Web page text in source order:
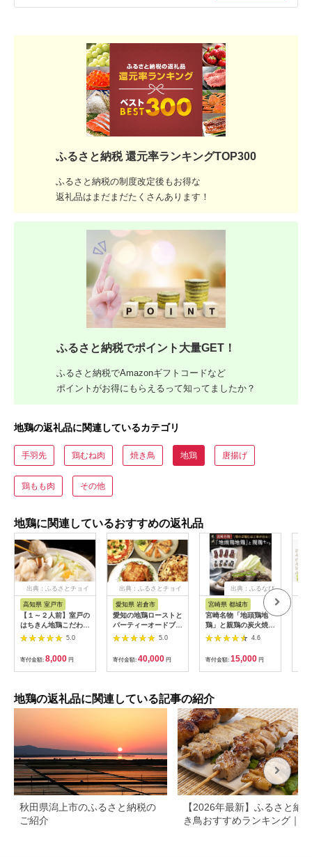
ふるさと納税 還元率ランキングTOP300
ふるさと納税の制度改定後もお得な
返礼品はまだまだたくさんあります！
ふるさと納税でポイント大量GET！
ふるさと納税でAmazonギフトコードなど
ポイントがお得にもらえるって知ってましたか？
地鶏の返礼品に関連しているカテゴリ
手羽先 鶏むね肉 焼き鳥 地鶏 唐揚げ
鶏もも肉 その他
地鶏に関連しているおすすめの返礼品
出典：ふるさとチョイ
高知県 室戸市
【１～２人前】室戸の
はちきん地鶏こだわり
鍋セット
5.0
寄付金額: 8,000 円
出典：ふるさとチョイ
愛知県 岩倉市
愛知の地鶏ローストと
パーティーオードブル
セット
5.0
寄付金額: 40,000 円
出典：ふるなび
宮崎県 都城市
宮崎名物「地頭鶏地
鶏」と親鶏の炭火焼セ
ット_MJ-7806_(都城
(じとっこ/親鳥) 各
100g×4P 合計8パッ
ク 冷凍 湯煎 手軽 宮
鶏肉 おかず
4.6
寄付金額: 15,000 円
地鶏の返礼品に関連している記事の紹介
秋田県潟上市のふるさと納税の
ご紹介
【2026年最新】ふるさと納
き鳥おすすめランキング｜寄